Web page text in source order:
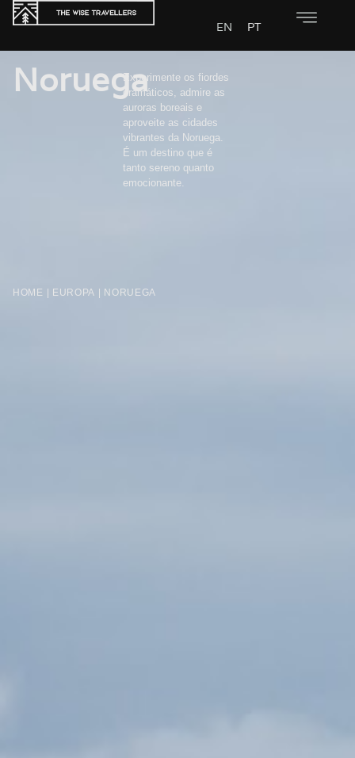
EN PT
HOME EUROPA NORUEGA
NoruegaExperimente os fiordes
dramáticos, admire as
auroras boreais e
aproveite as cidades
vibrantes da Noruega.
É um destino que é
tanto sereno quanto
emocionante.